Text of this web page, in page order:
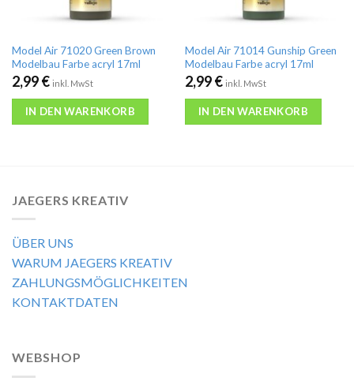
Model Air 71020 Green Brown
Modelbau Farbe acryl 17ml
2,99€ inkl. MwSt
IN DEN WARENKORB
Model Air 71014 Gunship Green
Modelbau Farbe acryl 17ml
2,99€ inkl. MwSt
IN DEN WARENKORB
JAEGERS KREATIV
ÜBER UNS
WARUM JAEGERS KREATIV
ZAHLUNGSMÖGLICHKEITEN
KONTAKTDATEN
WEBSHOP